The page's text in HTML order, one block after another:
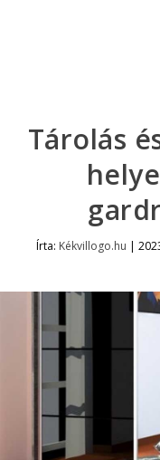
Tárolás
Írta: Kékvillogo.hu |